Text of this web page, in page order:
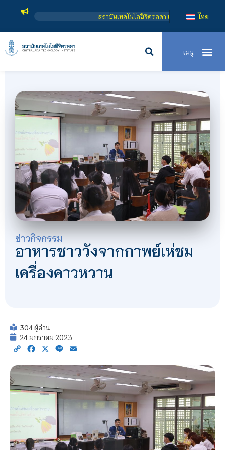
สถาบันเทคโนโลยีจิตรลดา เป็นสถาบันอุดมศึกษาในกำกับของรัฐ เปิดหลักสูต
ไทย
ข่าวกิจกรรม
อาหารชาววังจากกาพย์เห่ชม
เครื่องคาวหวาน
304 ผู้อ่าน
24 มกราคม 2023
Copy Facebook
X Line